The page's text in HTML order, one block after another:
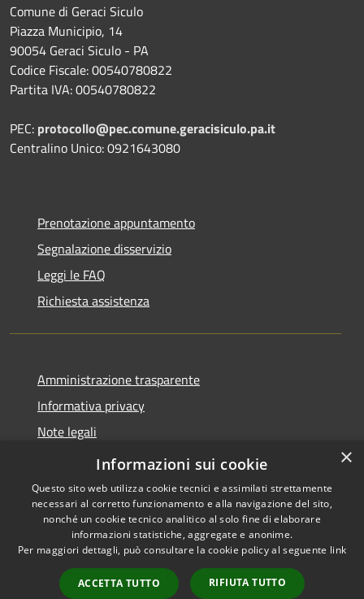
Comune di Geraci Siculo
Piazza Municipio, 14
90054 Geraci Siculo - PA
Codice Fiscale: 00540780822
Partita IVA: 00540780822
PEC: protocollo@pec.comune.geracisiculo.pa.it
Centralino Unico: 0921643080
Prenotazione appuntamento
Segnalazione disservizio
Leggi le FAQ
Richiesta assistenza
Amministrazione trasparente
Informativa privacy
Note legali
Dichiarazione di accessibilità
Accessibilità
Copyright © 2026 • Comune di
Geraci Siculo • Powered by
Municipium•
Accesso
×
Informazioni sui cookie
Questo sito web utilizza cookie tecnici e assimilati strettamente
necessari al corretto funzionamento e alla navigazione del sito,
nonché un cookie tecnico analitico al solo fine di elaborare
informazioni statistiche, aggregate e anonime.
Per maggiori dettagli, può consultare la cookie policy al seguente link
ACCETTA TUTTO RIFIUTA TUTTO